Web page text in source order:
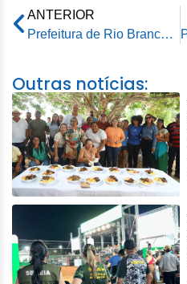
ANTERIOR
Prefeitura de Rio Branco intensifica manutenção viária em bairros da capital
Outras notícias: